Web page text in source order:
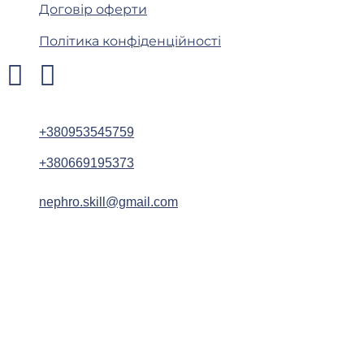
Договір оферти
Політика конфіденційності
+380953545759
+380669195373
nephro.skill@gmail.com